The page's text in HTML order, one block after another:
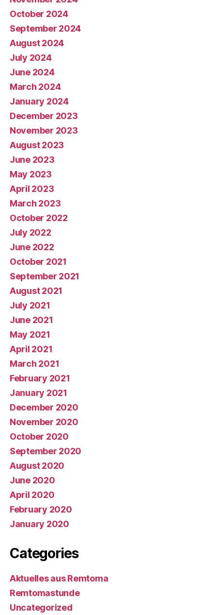
October 2024
September 2024
August 2024
July 2024
June 2024
March 2024
January 2024
December 2023
November 2023
August 2023
June 2023
May 2023
April 2023
March 2023
October 2022
July 2022
June 2022
October 2021
September 2021
August 2021
July 2021
June 2021
May 2021
April 2021
March 2021
February 2021
January 2021
December 2020
November 2020
October 2020
September 2020
August 2020
June 2020
April 2020
February 2020
January 2020
Categories
Aktuelles aus Remtoma
Remtomastunde
Uncategorized